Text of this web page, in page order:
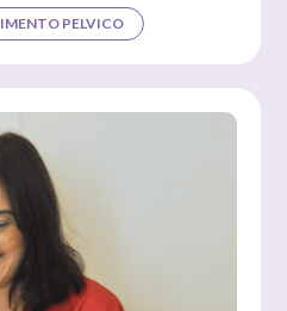
PELVICO